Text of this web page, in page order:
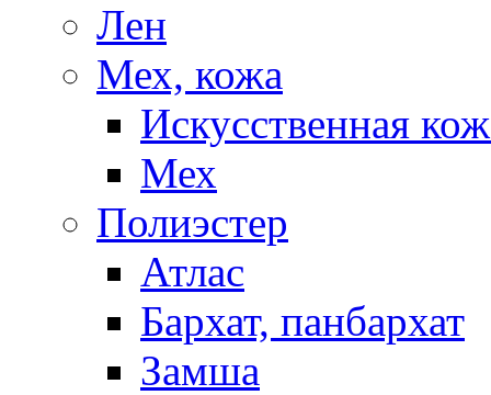
Лен
Мех, кожа
Искусственная
Мех
Полиэстер
Атлас
Бархат, панбархат
Замша